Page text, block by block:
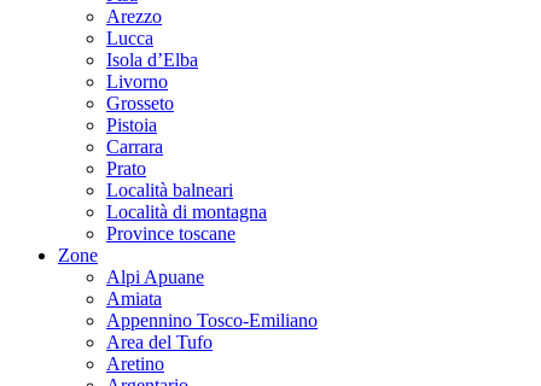
Arezzo
Lucca
Isola d’Elba
Livorno
Grosseto
Pistoia
Carrara
Prato
Località balneari
Località di montagna
Province toscane
Zone
Alpi Apuane
Amiata
Appennino Tosco-Emiliano
Area del Tufo
Aretino